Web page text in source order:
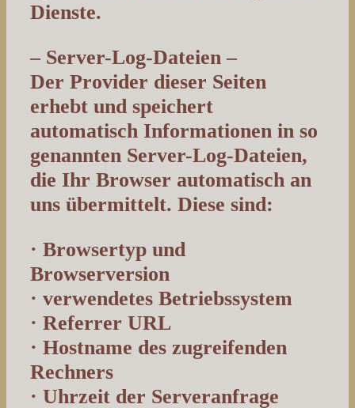
Dienste.
– Server-Log-Dateien –
Der Provider dieser Seiten
erhebt und speichert
automatisch Informationen in so
genannten Server-Log-Dateien,
die Ihr Browser automatisch an
uns übermittelt. Diese sind:
· Browsertyp und
Browserversion
· verwendetes Betriebssystem
· Referrer URL
· Hostname des zugreifenden
Rechners
· Uhrzeit der Serveranfrage